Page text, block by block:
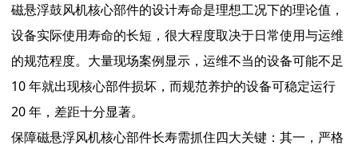
磁悬浮鼓风机核心部件的设计寿命是理想工况下的理论值，
设备实际使用寿命的长短，很大程度取决于日常使用与运维
的规范程度。大量现场案例显示，运维不当的设备可能不足
10 年就出现核心部件损坏，而规范养护的设备可稳定运行
20 年，差距十分显著。
保障磁悬浮风机核心部件长寿需抓住四大关键：其一，严格